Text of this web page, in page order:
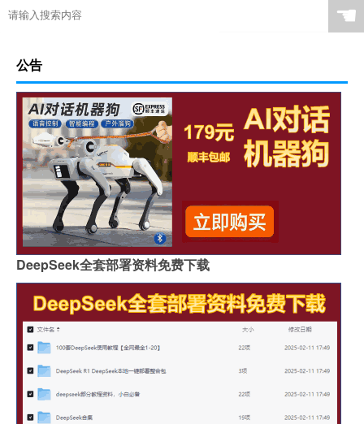
☚
公告
DeepSeek全套部署资料免费下载